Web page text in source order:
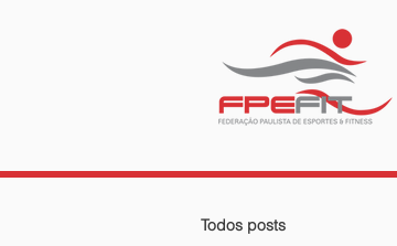
Todos posts